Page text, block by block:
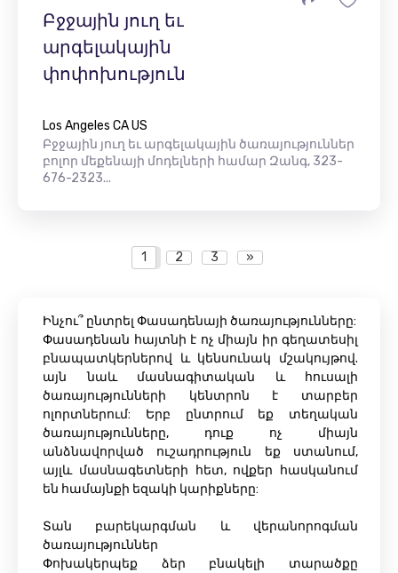
Բջջային յուղ եւ
արգելակային
փոփոխություն
Los Angeles CA US
Բջջային յուղ եւ արգելակային ծառայություններ
բոլոր մեքենայի մոդելների համար Զանգ, 323-
676-2323...
1 2 3 »
Ինչու՞ ընտրել Փասադենայի ծառայությունները:
Փասադենան հայտնի է ոչ միայն իր գեղատեսիլ
բնապատկերներով և կենսունակ մշակույթով.
այն նաև մասնագիտական ​​և հուսալի
ծառայությունների կենտրոն է տարբեր
ոլորտներում: Երբ ընտրում եք տեղական
ծառայությունները, դուք ոչ միայն
անձնավորված ուշադրություն եք ստանում,
այլև մասնագետների հետ, ովքեր հասկանում
են համայնքի եզակի կարիքները:
Տան բարեկարգման և վերանորոգման
ծառայություններ
Փոխակերպեք ձեր բնակելի տարածքը